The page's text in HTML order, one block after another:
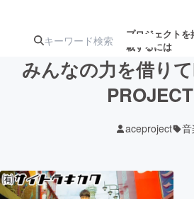
プロジェクトを
載するには
ジェクト
募
ロジ
アート・写真
みんなの力を借り
aceproject 音